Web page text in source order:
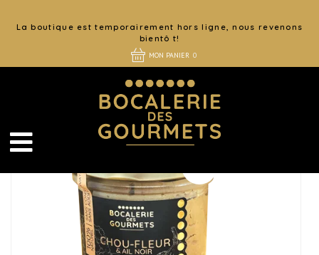
La boutique est temporairement hors ligne, nous revenons
bientô t!
MON PANIER 0